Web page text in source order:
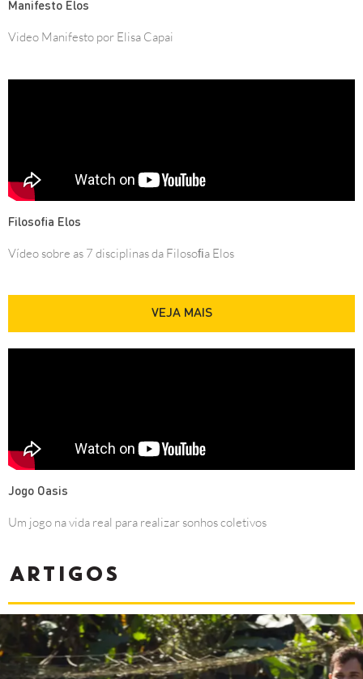
Manifesto Elos
Video Manifesto por Elisa Capai
Filosoﬁa Elos
Vídeo sobre as 7 disciplinas da Filosoﬁa Elos
VEJA MAIS
Jogo Oasis
Um jogo na vida real para realizar sonhos coletivos
ARTIGOS